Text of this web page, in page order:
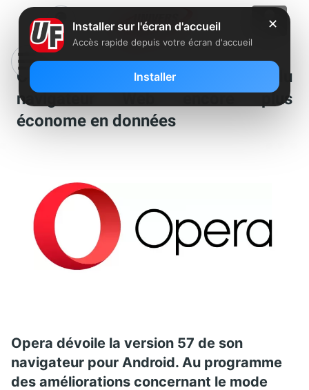
Opera 57 : une version Android du
navigateur Web encore plus
économe en données
Opera dévoile la version 57 de son
navigateur pour Android. Au programme
des améliorations concernant le mode
✕
Installer sur l'écran d'accueil
Accès rapide depuis votre écran d'accueil
Installer